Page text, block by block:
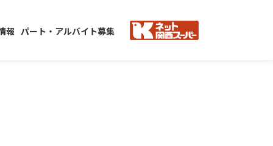
報 パート・アルバイト募集